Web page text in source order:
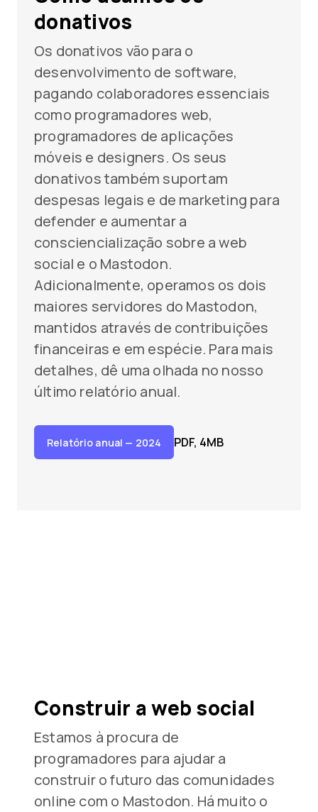
donativos
Os donativos vão para o
desenvolvimento de software,
pagando colaboradores essenciais
como programadores web,
programadores de aplicações
móveis e designers. Os seus
donativos também suportam
despesas legais e de marketing para
defender e aumentar a
consciencialização sobre a web
social e o Mastodon.
Adicionalmente, operamos os dois
maiores servidores do Mastodon,
mantidos através de contribuições
financeiras e em espécie. Para mais
detalhes, dê uma olhada no nosso
último relatório anual.
Relatório anual — 2024 PDF, 4MB
Construir a web social
Estamos à procura de
programadores para ajudar a
construir o futuro das comunidades
online com o Mastodon. Há muito o